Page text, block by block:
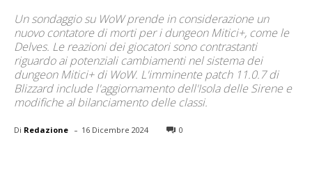
Un sondaggio su WoW prende in considerazione un
nuovo contatore di morti per i dungeon Mitici+, come le
Delves. Le reazioni dei giocatori sono contrastanti
riguardo ai potenziali cambiamenti nel sistema dei
dungeon Mitici+ di WoW. L'imminente patch 11.0.7 di
Blizzard include l'aggiornamento dell'Isola delle Sirene e
modifiche al bilanciamento delle classi.
Di Redazione - 16 Dicembre 2024 0